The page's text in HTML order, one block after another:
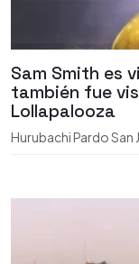
Sam Smith es
también fue
Lollapalooza
Hurubachi Pardo San